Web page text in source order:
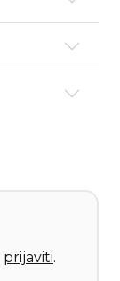
prijaviti.